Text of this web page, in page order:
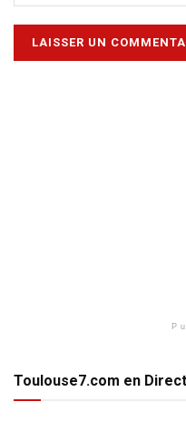
Toulouse7.com en Direct